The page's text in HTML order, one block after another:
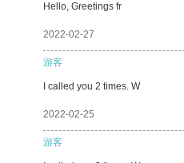
Hello, Greetings fr
2022-02-27
游客
I called you 2 times. W
2022-02-25
游客